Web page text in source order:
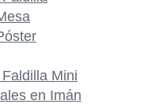
Mini
en Imán